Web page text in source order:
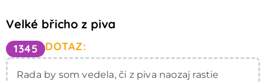
Velké břicho z piva
1345 DOTAZ:
Rada by som vedela, či z piva naozaj rastie